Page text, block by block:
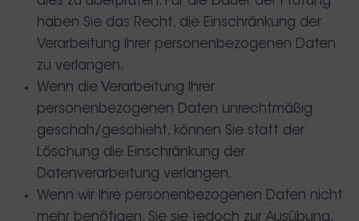
haben Sie das Recht, die Einschränkung der
Verarbeitung Ihrer personenbezogenen Daten
zu verlangen.
Wenn die Verarbeitung Ihrer
personenbezogenen Daten unrechtmäßig
geschah/geschieht, können Sie statt der
Löschung die Einschränkung der
Datenverarbeitung verlangen.
Wenn wir Ihre personenbezogenen Daten nicht
mehr benötigen, Sie sie jedoch zur Ausübung,